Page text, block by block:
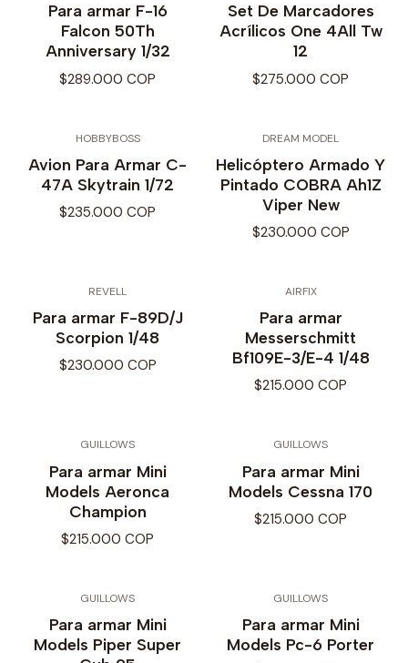
Para armar F-16
Falcon 50Th
Anniversary 1/32
$289.000 COP
Set De Marcadores
Acrílicos One 4All Tw
12
$275.000 COP
HOBBYBOSS
Avion Para Armar C-
47A Skytrain 1/72
$235.000 COP
DREAM MODEL
Helicóptero Armado Y
Pintado COBRA Ah1Z
Viper New
$230.000 COP
REVELL
Para armar F-89D/J
Scorpion 1/48
$230.000 COP
AIRFIX
Para armar
Messerschmitt
Bf109E-3/E-4 1/48
$215.000 COP
GUILLOWS
Para armar Mini
Models Aeronca
Champion
$215.000 COP
GUILLOWS
Para armar Mini
Models Cessna 170
$215.000 COP
GUILLOWS
Para armar Mini
Models Piper Super
GUILLOWS
Para armar Mini
Models Pc-6 Porter